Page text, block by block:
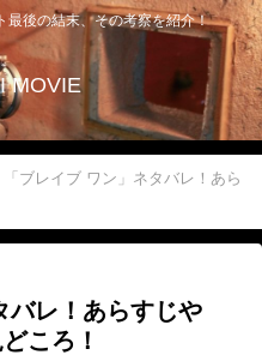
最後の結末、その考察を紹介！
MOVIE
「ブレイブ ワン」ネタバレ！あら
バレ！あらすじや
ころ！